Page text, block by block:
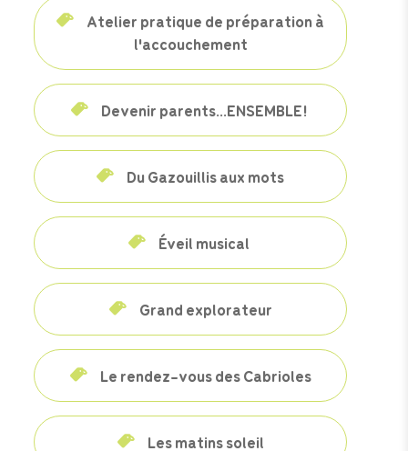
Atelier pratique de préparation à
l'accouchement
Devenir parents…ENSEMBLE!
Du Gazouillis aux mots
Éveil musical
Grand explorateur
Le rendez-vous des Cabrioles
Les matins soleil